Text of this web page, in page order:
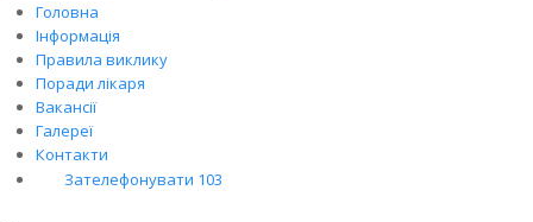
Головна
Інформація
Правила виклику
Поради лікаря
Вакансії
Галереї
Контакти
Зателефонувати 103